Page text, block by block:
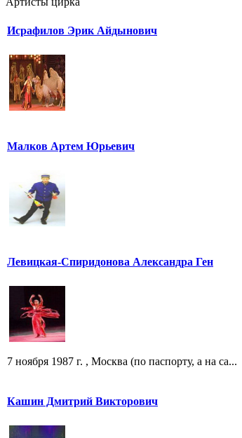
Исрафилов Эрик Айдынович
Малков Артем Юрьевич
Левицкая-Спиридонова Александра Ген
7 ноября 1987 г. , Москва (по паспорту, а на са...
Кашин Дмитрий Викторович